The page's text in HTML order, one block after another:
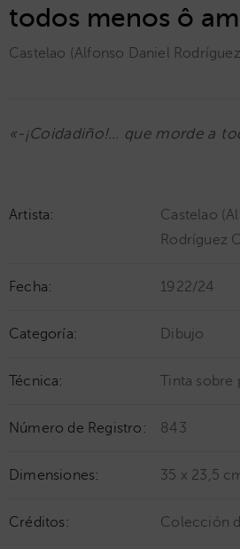
todos menos ô
Castelao (Alfonso Daniel
«-¡Coidadiño!… que morde a
Artista:
Castelao
Rodríguez
Fecha: 1922/24
Categoría: Dibujo
Técnica: Tinta sobre
Número de Registro: 843
Dimensiones: 35 x 23,5
Créditos: Colección